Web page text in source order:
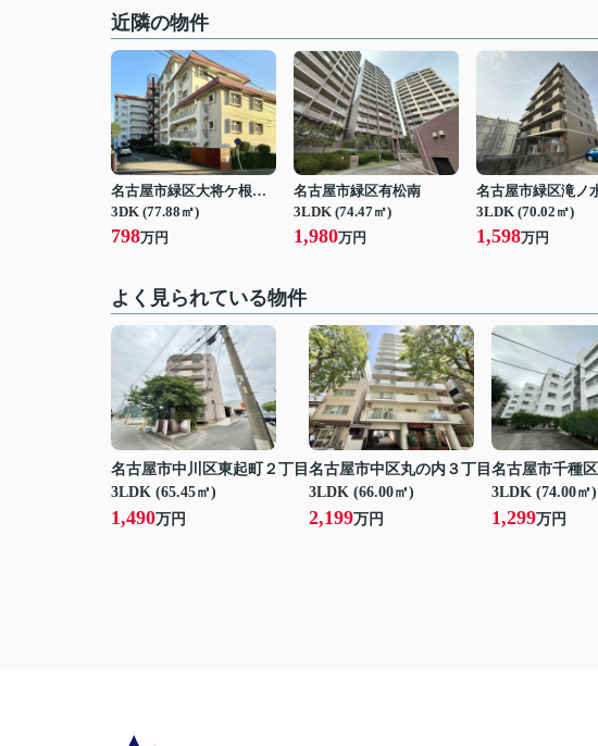
近隣の物件
名古屋市緑区大将ケ根２丁目
3DK (77.88㎡)
798万円
名古屋市緑区有松南
3LDK (74.47㎡)
1,980万円
3LDK (70.02㎡)
1,598万円
よく見られている物件
名古屋市中川区東起町２丁目
3LDK (65.45㎡)
1,490万円
名古屋市中区丸の内３丁目
3LDK (66.00㎡)
2,199万円
名古屋市千種
3LDK (74.00㎡)
1,299万円